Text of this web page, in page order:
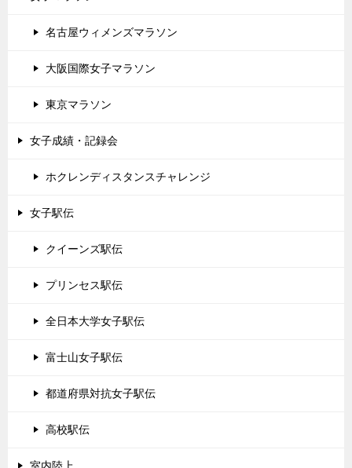
名古屋ウィメンズマラソン
大阪国際女子マラソン
東京マラソン
女子成績・記録会
ホクレンディスタンスチャレンジ
女子駅伝
クイーンズ駅伝
プリンセス駅伝
全日本大学女子駅伝
富士山女子駅伝
都道府県対抗女子駅伝
高校駅伝